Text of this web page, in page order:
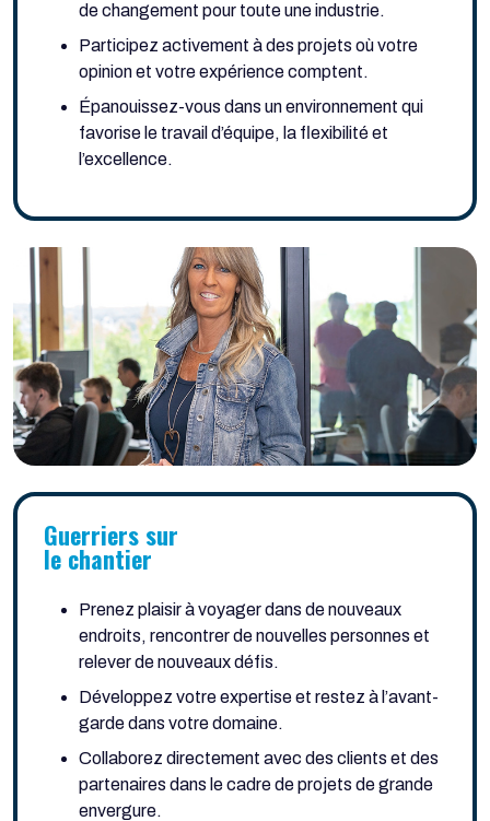
de changement pour toute une industrie.
Participez activement à des projets où votre
opinion et votre expérience comptent.
Épanouissez-vous dans un environnement qui
favorise le travail d’équipe, la flexibilité et
l’excellence.
Guerriers sur
le chantier
Prenez plaisir à voyager dans de nouveaux
endroits, rencontrer de nouvelles personnes et
relever de nouveaux défis.
Développez votre expertise et restez à l’avant-
garde dans votre domaine.
Collaborez directement avec des clients et des
partenaires dans le cadre de projets de grande
envergure.